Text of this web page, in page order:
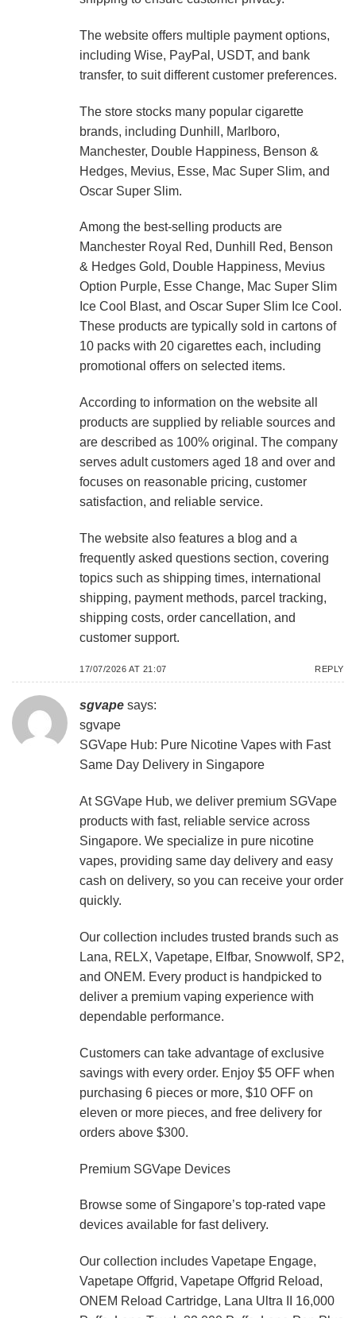
The website offers multiple payment options,
including Wise, PayPal, USDT, and bank
transfer, to suit different customer preferences.
The store stocks many popular cigarette
brands, including Dunhill, Marlboro,
Manchester, Double Happiness, Benson &
Hedges, Mevius, Esse, Mac Super Slim, and
Oscar Super Slim.
Among the best-selling products are
Manchester Royal Red, Dunhill Red, Benson
& Hedges Gold, Double Happiness, Mevius
Option Purple, Esse Change, Mac Super Slim
Ice Cool Blast, and Oscar Super Slim Ice Cool.
These products are typically sold in cartons of
10 packs with 20 cigarettes each, including
promotional offers on selected items.
According to information on the website all
products are supplied by reliable sources and
are described as 100% original. The company
serves adult customers aged 18 and over and
focuses on reasonable pricing, customer
satisfaction, and reliable service.
The website also features a blog and a
frequently asked questions section, covering
topics such as shipping times, international
shipping, payment methods, parcel tracking,
shipping costs, order cancellation, and
customer support.
17/07/2026 AT 21:07 REPLY
sgvape says:
sgvape
SGVape Hub: Pure Nicotine Vapes with Fast
Same Day Delivery in Singapore
At SGVape Hub, we deliver premium SGVape
products with fast, reliable service across
Singapore. We specialize in pure nicotine
vapes, providing same day delivery and easy
cash on delivery, so you can receive your order
quickly.
Our collection includes trusted brands such as
Lana, RELX, Vapetape, Elfbar, Snowwolf, SP2,
and ONEM. Every product is handpicked to
deliver a premium vaping experience with
dependable performance.
Customers can take advantage of exclusive
savings with every order. Enjoy $5 OFF when
purchasing 6 pieces or more, $10 OFF on
eleven or more pieces, and free delivery for
orders above $300.
Premium SGVape Devices
Browse some of Singapore’s top-rated vape
devices available for fast delivery.
Our collection includes Vapetape Engage,
Vapetape Offgrid, Vapetape Offgrid Reload,
ONEM Reload Cartridge, Lana Ultra II 16,000